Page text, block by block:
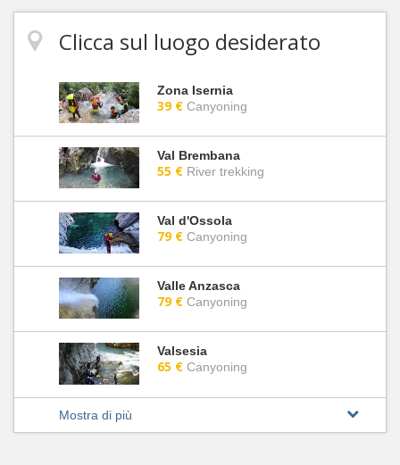
Clicca sul luogo desiderato
Zona Isernia
39 € Canyoning
Val Brembana
55 € River trekking
Val d'Ossola
79 € Canyoning
Valle Anzasca
79 € Canyoning
Valsesia
65 € Canyoning
Mostra di più